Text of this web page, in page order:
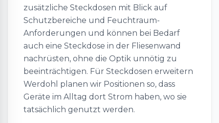
zusätzliche Steckdosen mit Blick auf
Schutzbereiche und Feuchtraum-
Anforderungen und können bei Bedarf
auch eine Steckdose in der Fliesenwand
nachrüsten, ohne die Optik unnötig zu
beeinträchtigen. Für Steckdosen erweitern
Werdohl planen wir Positionen so, dass
Geräte im Alltag dort Strom haben, wo sie
tatsächlich genutzt werden.